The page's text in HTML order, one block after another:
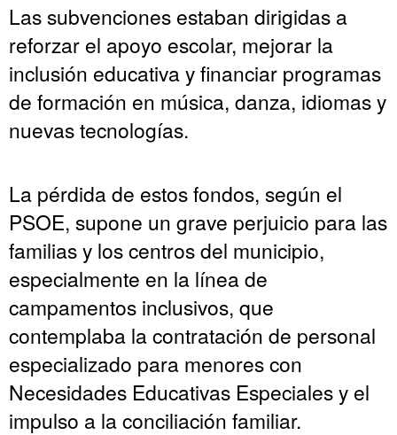
Las subvenciones estaban dirigidas a
reforzar el apoyo escolar, mejorar la
inclusión educativa y financiar programas
de formación en música, danza, idiomas y
nuevas tecnologías.
La pérdida de estos fondos, según el
PSOE, supone un grave perjuicio para las
familias y los centros del municipio,
especialmente en la línea de
campamentos inclusivos, que
contemplaba la contratación de personal
especializado para menores con
Necesidades Educativas Especiales y el
impulso a la conciliación familiar.